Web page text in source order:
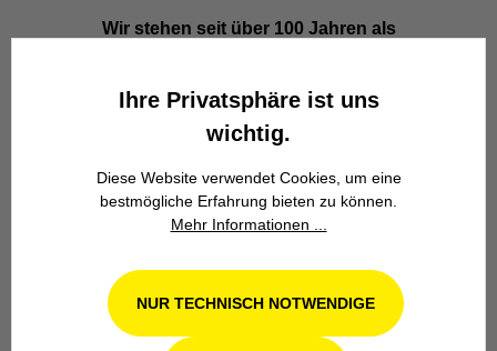
Wir stehen seit über 100 Jahren als
Zuverlässigkeit.
Werkstatt in Odenthal / Köln
Unsere Fachwerkstatt für Garten-, Forst-
Ihre Privatsphäre ist uns
wichtig.
Diese Website verwendet Cookies, um eine
bestmögliche Erfahrung bieten zu können.
Mehr Informationen ...
NUR TECHNISCH NOTWENDIGE